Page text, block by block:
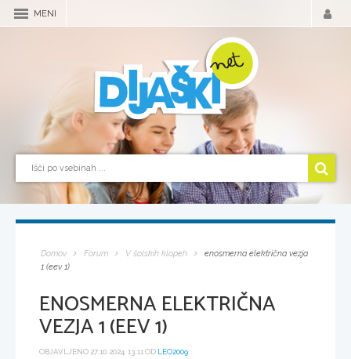
MENI
Domov Forum V šolskih klopeh
enosmerna električna vezja
1 (eev 1)
ENOSMERNA ELEKTRIČNA
VEZJA 1 (EEV 1)
OBJAVLJENO 27.10.2024, 13:11 OD LEO2009